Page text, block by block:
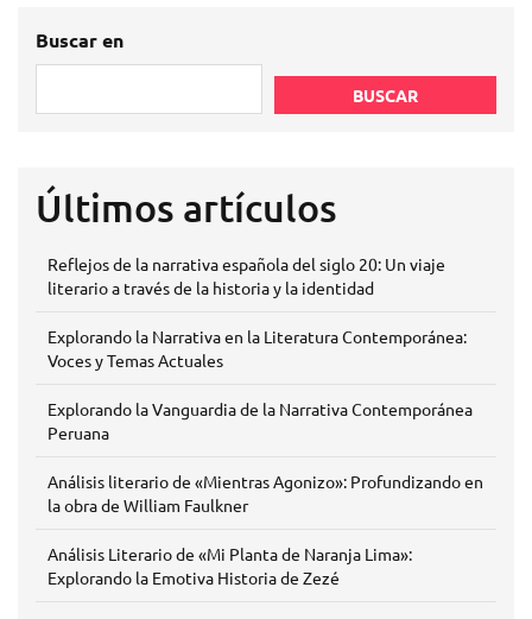
Buscar en
BUSCAR
Últimos artículos
Reflejos de la narrativa española del siglo 20: Un viaje
literario a través de la historia y la identidad
Explorando la Narrativa en la Literatura Contemporánea:
Voces y Temas Actuales
Explorando la Vanguardia de la Narrativa Contemporánea
Peruana
Análisis literario de «Mientras Agonizo»: Profundizando en
la obra de William Faulkner
Análisis Literario de «Mi Planta de Naranja Lima»:
Explorando la Emotiva Historia de Zezé